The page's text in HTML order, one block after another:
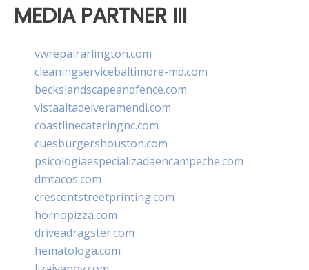
MEDIA PARTNER III
vwrepairarlington.com
cleaningservicebaltimore-md.com
beckslandscapeandfence.com
vistaaltadelveramendi.com
coastlinecateringnc.com
cuesburgershouston.com
psicologiaespecializadaencampeche.com
dmtacos.com
crescentstreetprinting.com
hornopizza.com
driveadragster.com
hematologa.com